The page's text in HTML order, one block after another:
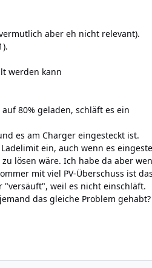
aber eh nicht relevant).
werden kann
80% geladen, schläft es ein
es am Charger eingesteckt ist.
ein, auch wenn es
lösen wäre. Ich habe da aber
mit viel PV-Überschuss ist
"versäuft", weil es nicht einschläft.
das gleiche Problem gehabt?